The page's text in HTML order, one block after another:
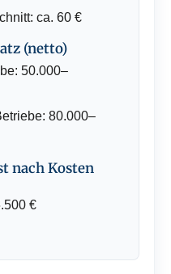
ca. 60 €
(netto)
50.000–
80.000–
nach Kosten
€